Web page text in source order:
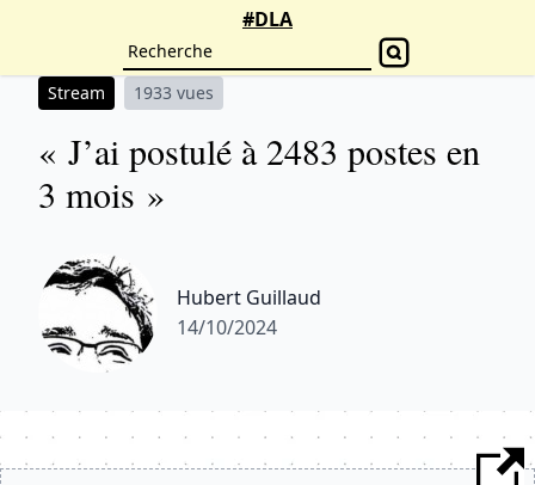
#DLA
Stream 1933 vues
« J’ai postulé à 2483 postes en
3 mois »
Hubert Guillaud
14/10/2024